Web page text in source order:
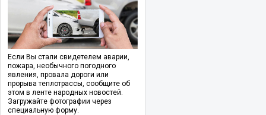
Если Вы стали свидетелем аварии,
пожара, необычного погодного
явления, провала дороги или
прорыва теплотрассы, сообщите об
этом в ленте народных новостей.
Загружайте фотографии через
специальную форму.